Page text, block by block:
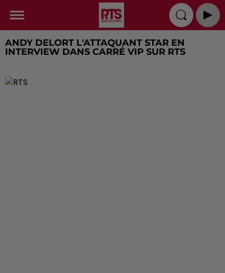
ANDY DELORT L'ATTAQUANT STAR EN
INTERVIEW DANS CARRÉ VIP SUR RTS